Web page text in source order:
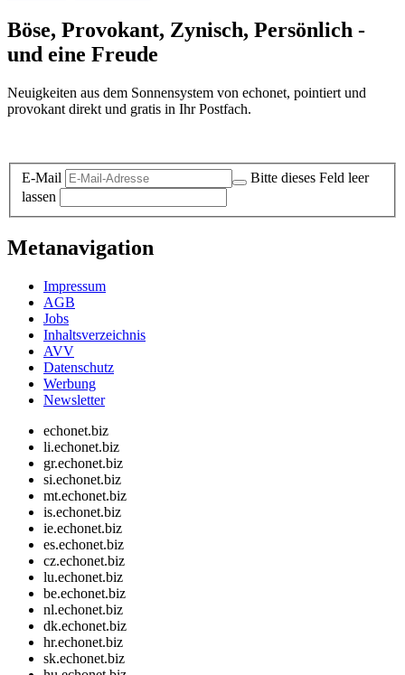
Böse, Provokant, Zynisch, Persönlich -
und eine Freude
Neuigkeiten aus dem Sonnensystem von echonet, pointiert und
provokant direkt und gratis in Ihr Postfach.
E-Mail
Bitte dieses Feld leer
lassen
Metanavigation
Impressum
AGB
Jobs
Inhaltsverzeichnis
AVV
Datenschutz
Werbung
Newsletter
echonet.biz
li.echonet.biz
gr.echonet.biz
si.echonet.biz
mt.echonet.biz
is.echonet.biz
ie.echonet.biz
es.echonet.biz
cz.echonet.biz
lu.echonet.biz
be.echonet.biz
nl.echonet.biz
dk.echonet.biz
hr.echonet.biz
sk.echonet.biz